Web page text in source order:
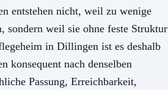
entstehen nicht, weil zu wenige
sondern weil sie ohne feste Struktur
in Dillingen ist es deshalb
konsequent nach denselben
Passung, Erreichbarkeit,